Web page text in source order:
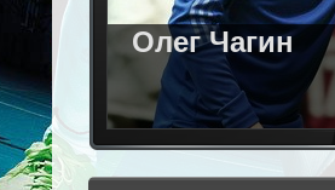
Олег Чагин